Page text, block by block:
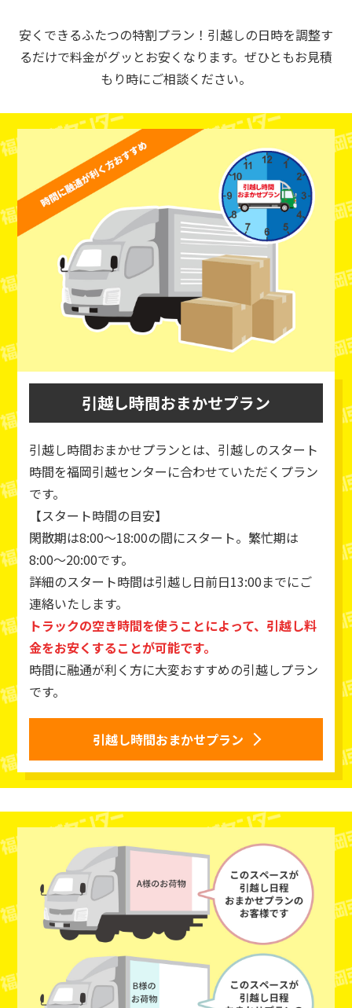
安くできるふたつの特割プラン！引越しの日時を調整す
るだけで料金がグッとお安くなります。ぜひともお見積
もり時にご相談ください。
引越し時間おまかせプラン
引越し時間おまかせプランとは、引越しのスタート
時間を福岡引越センターに合わせていただくプラン
です。
【スタート時間の目安】
閑散期は8:00～18:00の間にスタート。繁忙期は
8:00～20:00です。
詳細のスタート時間は引越し日前日13:00までにご
連絡いたします。
トラックの空き時間を使うことによって、引越し料
金をお安くすることが可能です。
時間に融通が利く方に大変おすすめの引越しプラン
です。
引越し時間おまかせプラン